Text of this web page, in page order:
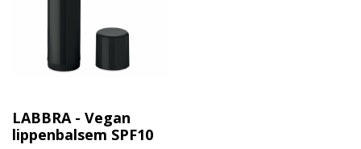
LABBRA - Vegan
lippenbalsem SPF10